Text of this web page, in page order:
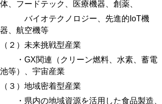
体、フードテック、医療機器、創薬、
バイオテクノロジー、 先進的IoT機
器、航空機等
（２）未来挑戦型産業
・GX関連（クリーン燃料、水素、蓄電
池等）、宇宙産業
（３）地域密着型産業
・県内の地域資源を活用した食品製造、